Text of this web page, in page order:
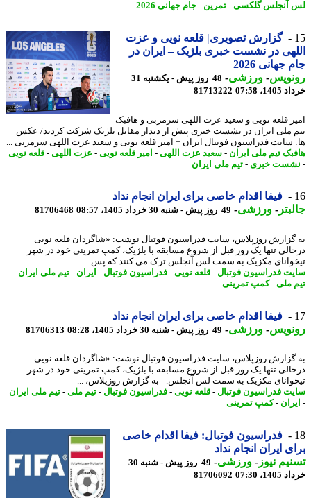
آنجلس گلکسی-تمرین- جام جهانی 2026
گزارش تصویری| قلعه نویی و عزت
در نشست خبری بلژیک – ایران در
جهانی 2026
-ورزشی-
48 روز پیش - یکشنبه 31
07:58
81713222
قلعه نویی و سعید عزت اللهی سرمربی و هافبک
ملی ایران در نشست خبری پیش از دیدار مقابل بلژیک شرکت کردند/ عکس
سایت فدراسیون فوتبال ایران + امیر قلعه نویی و سعید عزت اللهی سرمربی ...
تیم ملی ایران - سعید عزت اللهی-امیر قلعه نویی-عزت اللهی-قلعه نویی
خبری- تیم ملی ایران
فیفا اقدام خاصی برای ایران انجام نداد
-ورزشی-49 روز پیش - شنبه 30 خرداد 1405، 08:57 81706468
روزپلاس، سایت فدراسیون فوتبال نوشت: «شاگردان قلعه نویی
تنها یک روز قبل از شروع مسابقه با بلژیک، کمپ تمرینی خود در شهر
مکزیک به سمت لس آنجلس ترک می کنند که پس ...
فدراسیون فوتبال-قلعه نویی-فدراسیون فوتبال-ایران - تیم ملی ایران -
ملی -کمپ تمرینی
فیفا اقدام خاصی برای ایران انجام نداد
-ورزشی-49 روز پیش - شنبه 30 خرداد 1405، 08:28 81706313
روزپلاس، سایت فدراسیون فوتبال نوشت: «شاگردان قلعه نویی
تنها یک روز قبل از شروع مسابقه با بلژیک، کمپ تمرینی خود در شهر
مکزیک به سمت لس آنجلس. - به گزارش روزپلاس، ...
فدراسیون فوتبال-قلعه نویی-فدراسیون فوتبال-تیم ملی -تیم ملی ایران
- کمپ تمرینی
فدراسیون فوتبال: فیفا اقدام خاصی
ایران انجام نداد
نیوز-ورزشی-
49 روز پیش - شنبه 30
07:30
81706092